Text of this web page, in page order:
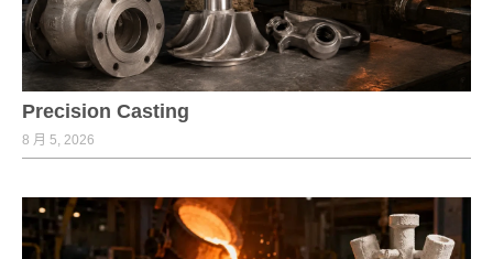
Precision Casting
8 月 5, 2026